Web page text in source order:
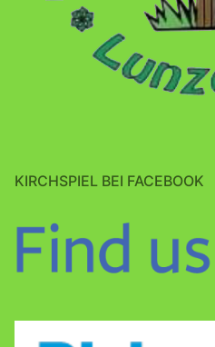
KIRCHSPIEL BEI FACEBOOK